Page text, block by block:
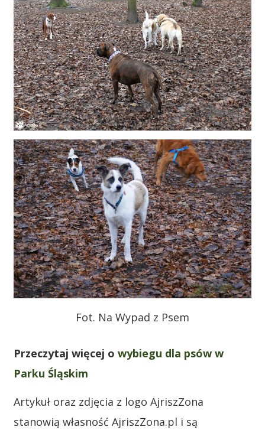
Fot. Na Wypad z Psem
Przeczytaj więcej o wybiegu dla psów w
Parku Śląskim
Artykuł oraz zdjęcia z logo AjriszZona
stanowią własność AjriszZona.pl i są